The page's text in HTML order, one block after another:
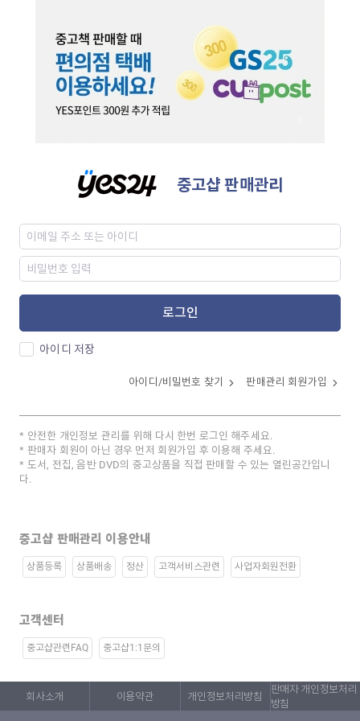
중고샵 판매관리
로그인
아이디 저장
아이디/비밀번호 찾기 판매관리 회원가입
안전한 개인정보 관리를 위해 다시 한번 로그인 해주세요.
판매자 회원이 아닌 경우 먼저 회원가입 후 이용해 주세요.
도서, 전집, 음반 DVD의 중고상품을 직접 판매할 수 있는 열린공간입니
다.
중고샵 판매관리 이용안내
상품등록 상품배송 정산 고객서비스관련 사업자회원전환
고객센터
중고샵관련FAQ 중고샵1:1문의
회사소개 이용약관 개인정보처리방침
판매자 개인정보처리
방침